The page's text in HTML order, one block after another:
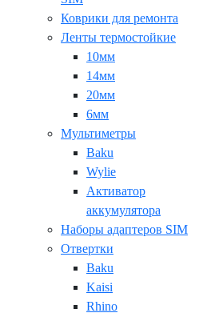
Коврики для ремонта
Ленты термостойкие
10мм
14мм
20мм
6мм
Мультиметры
Baku
Wylie
Активатор
аккумулятора
Наборы адаптеров SIM
Отвертки
Baku
Kaisi
Rhino